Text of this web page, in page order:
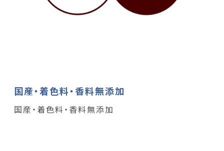
国産・着色料・香料無添加
国産・着色料・香料無添加